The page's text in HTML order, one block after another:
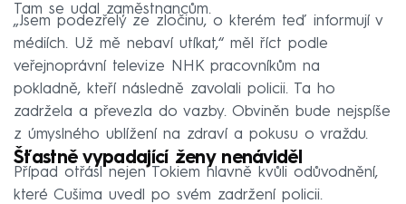
Tam se udal zaměstnancům.
„Jsem podezřelý ze zločinu, o kterém teď informují v
médiích. Už mě nebaví utíkat,“ měl říct podle
veřejnoprávní televize NHK pracovníkům na
pokladně, kteří následně zavolali policii. Ta ho
zadržela a převezla do vazby. Obviněn bude nejspíše
z úmyslného ublížení na zdraví a pokusu o vraždu.
Šťastně vypadající ženy nenáviděl
Případ otřásl nejen Tokiem hlavně kvůli odůvodnění,
které Cušima uvedl po svém zadržení policii.